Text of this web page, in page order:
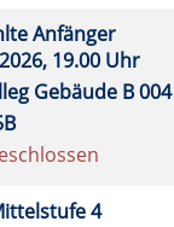
Anfänger
19.00 Uhr
Gebäude B 004
4